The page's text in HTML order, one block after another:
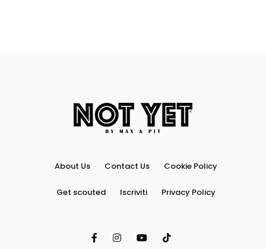
About Us Contact Us Cookie Policy
Get scouted Iscriviti Privacy Policy